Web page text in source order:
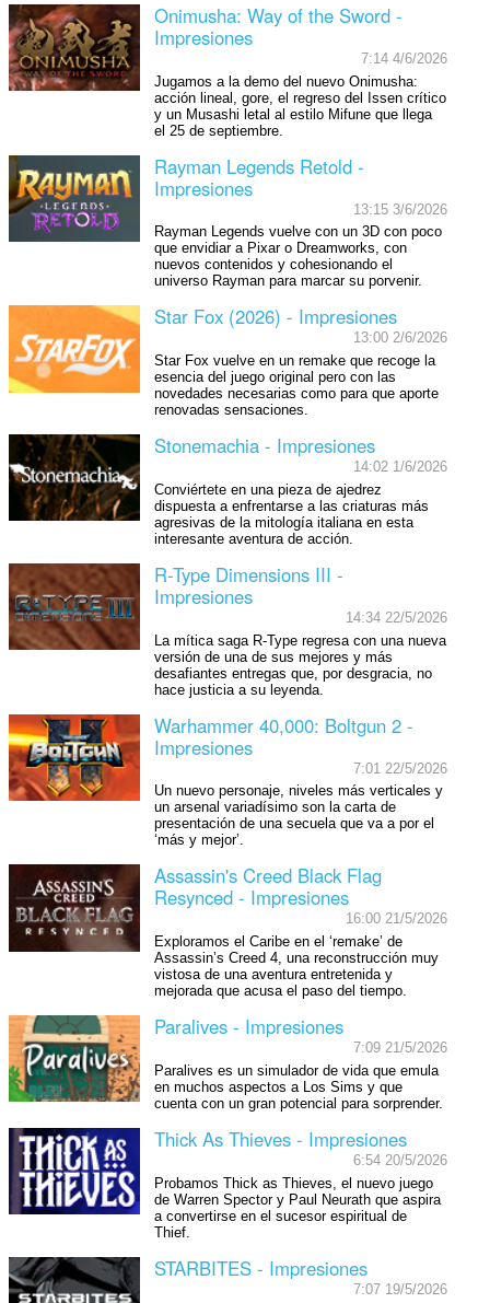
Onimusha: Way of the Sword -
Impresiones
7:14 4/6/2026
Jugamos a la demo del nuevo Onimusha:
acción lineal, gore, el regreso del Issen crítico
y un Musashi letal al estilo Mifune que llega
el 25 de septiembre.
Rayman Legends Retold -
Impresiones
13:15 3/6/2026
Rayman Legends vuelve con un 3D con poco
que envidiar a Pixar o Dreamworks, con
nuevos contenidos y cohesionando el
universo Rayman para marcar su porvenir.
Star Fox (2026) - Impresiones
13:00 2/6/2026
Star Fox vuelve en un remake que recoge la
esencia del juego original pero con las
novedades necesarias como para que aporte
renovadas sensaciones.
Stonemachia - Impresiones
14:02 1/6/2026
Conviértete en una pieza de ajedrez
dispuesta a enfrentarse a las criaturas más
agresivas de la mitología italiana en esta
interesante aventura de acción.
R-Type Dimensions III -
Impresiones
14:34 22/5/2026
La mítica saga R-Type regresa con una nueva
versión de una de sus mejores y más
desafiantes entregas que, por desgracia, no
hace justicia a su leyenda.
Warhammer 40,000: Boltgun 2 -
Impresiones
7:01 22/5/2026
Un nuevo personaje, niveles más verticales y
un arsenal variadísimo son la carta de
presentación de una secuela que va a por el
‘más y mejor’.
Assassin's Creed Black Flag
Resynced - Impresiones
16:00 21/5/2026
Exploramos el Caribe en el ‘remake’ de
Assassin’s Creed 4, una reconstrucción muy
vistosa de una aventura entretenida y
mejorada que acusa el paso del tiempo.
Paralives - Impresiones
7:09 21/5/2026
Paralives es un simulador de vida que emula
en muchos aspectos a Los Sims y que
cuenta con un gran potencial para sorprender.
Thick As Thieves - Impresiones
6:54 20/5/2026
Probamos Thick as Thieves, el nuevo juego
de Warren Spector y Paul Neurath que aspira
a convertirse en el sucesor espiritual de
Thief.
STARBITES - Impresiones
7:07 19/5/2026